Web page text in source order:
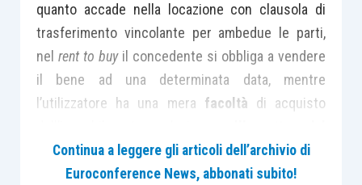
quanto accade nella locazione con clausola di
trasferimento vincolante per ambedue le parti,
nel rent to buyil concedente si obbliga a vendere
il bene ad una determinata data, mentre
l’utilizzatore ha una mera facoltà di acquisto
contratto, la norma non pone alcuna limitazione in
ordine allatipologia di immobile, che quindi può
Continua a leggere gli articoli dell’archivio di
Euroconference News, abbonati subito!